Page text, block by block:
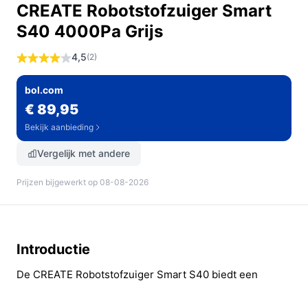
CREATE Robotstofzuiger Smart
S40 4000Pa Grijs
4,5(2)
bol.com
€ 89,95
Bekijk aanbieding
Vergelijk met andere
Prijzen bijgewerkt op 08-08-2026
Introductie
De CREATE Robotstofzuiger Smart S40 biedt een